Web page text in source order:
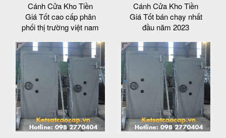
Cánh Cửa Kho Tiền
Giá Tốt cao cấp phân
phối thị trường việt nam
Cánh Cửa Kho Tiền
Giá Tốt bán chạy nhất
đầu năm 2023